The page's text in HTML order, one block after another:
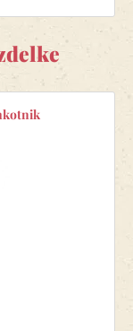
za otroško sobo